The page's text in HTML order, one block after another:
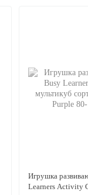
Игрушка
Learners Activity